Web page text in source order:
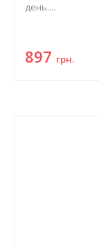
день....
897 грн.